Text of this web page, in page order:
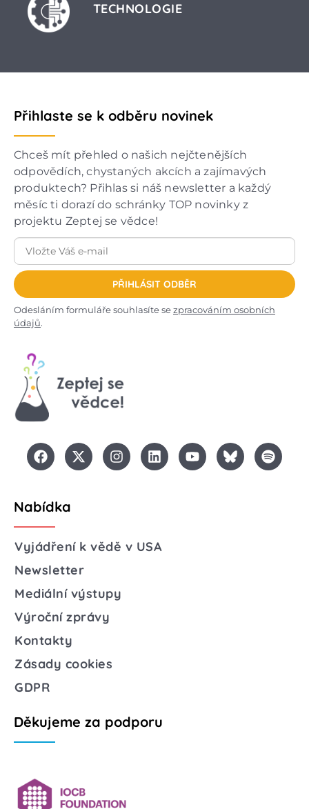
TECHNOLOGIE
Přihlaste se k odběru novinek
Chceš mít přehled o našich nejčtenějších
odpovědích, chystaných akcích a zajímavých
produktech? Přihlas si náš newsletter a každý
měsíc ti dorazí do schránky TOP novinky z
projektu Zeptej se vědce!
PŘIHLÁSIT ODBĚR
Odesláním formuláře souhlasíte sezpracováním osobních
údajů.
Nabídka
Vyjádření k vědě v USA
Newsletter
Mediální výstupy
Výroční zprávy
Kontakty
Zásady cookies
GDPR
Děkujeme za podporu